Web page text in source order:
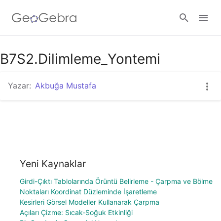
Giriş yap
B7S2.Dilimleme_Yontemi
Yazar: Akbuğa Mustafa
Yeni Kaynaklar
Girdi-Çıktı Tablolarında Örüntü Belirleme - Çarpma ve Bölme
Noktaları Koordinat Düzleminde İşaretleme
Kesirleri Görsel Modeller Kullanarak Çarpma
Açıları Çizme: Sıcak-Soğuk Etkinliği